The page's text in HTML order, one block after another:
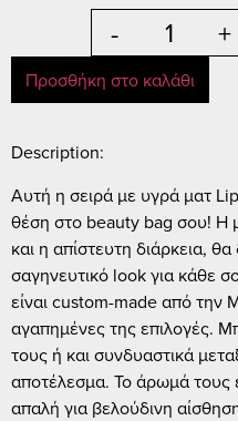
- +
Προσθήκη στο καλάθι
Description:
Αυτή η σειρά με υγρά ματ
θέση στο beauty bag σου! Η
και η απίστευτη διάρκεια,
σαγηνευτικό look για κάθε
είναι custom-made από την
αγαπημένες της επιλογές.
τους ή και συνδυαστικά
αποτέλεσμα. Το άρωμά τους
απαλή για βελούδινη